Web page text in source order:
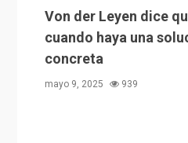
Von der Leyen dice
cuando haya una
concreta
mayo 9, 2025 939